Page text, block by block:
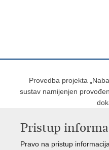
Provedba projekta
sustav namijenjen
Pristup
Pravo na pristup